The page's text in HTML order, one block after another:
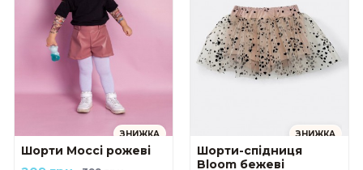
ЗНИЖКА
Шорти Моссі рожеві
ЗНИЖКА
Шорти-спідниця
Bloom бежеві